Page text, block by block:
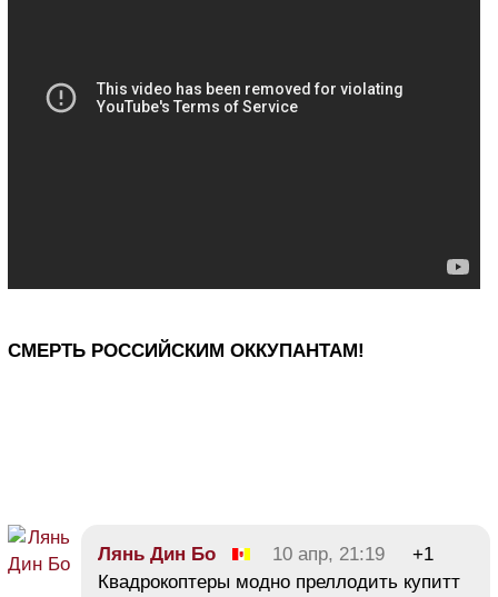
СМЕРТЬ РОССИЙСКИМ ОККУПАНТАМ!
Лянь Дин Бо 10 апр, 21:19
+1
Квадрокоптеры модно преллодить купитт